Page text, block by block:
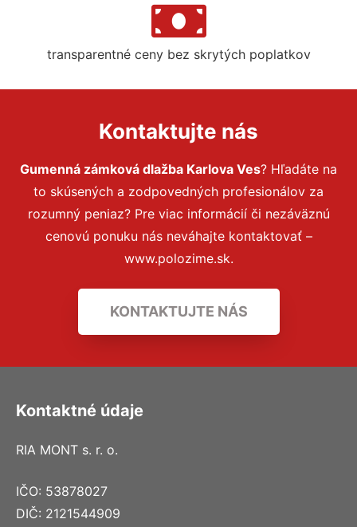
transparentné ceny bez skrytých poplatkov
Kontaktujte nás
Gumenná zámková dlažba Karlova Ves? Hľadáte na
to skúsených a zodpovedných profesionálov za
rozumný peniaz? Pre viac informácií či nezáväznú
cenovú ponuku nás neváhajte kontaktovať –
www.polozime.sk.
KONTAKTUJTE NÁS
Kontaktné údaje
RIA MONT s. r. o.
IČO: 53878027
DIČ: 2121544909